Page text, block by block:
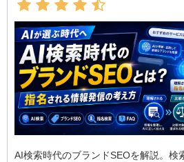
AI検索時代のブランドSEOを解説。検